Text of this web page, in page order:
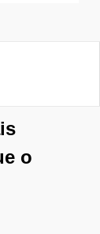
o